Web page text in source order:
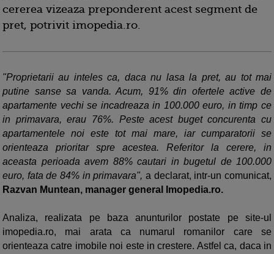
cererea vizeaza preponderent acest segment de
pret, potrivit imopedia.ro.
"Proprietarii au inteles ca, daca nu lasa la pret, au tot mai
putine sanse sa vanda. Acum, 91% din ofertele active de
apartamente vechi se incadreaza in 100.000 euro, in timp ce
in primavara, erau 76%. Peste acest buget concurenta cu
apartamentele noi este tot mai mare, iar cumparatorii se
orienteaza prioritar spre acestea. Referitor la cerere, in
aceasta perioada avem 88% cautari in bugetul de 100.000
euro, fata de 84% in primavara", a declarat, intr-un comunicat,
Razvan Muntean, manager general Imopedia.ro.
Analiza, realizata pe baza anunturilor postate pe site-ul
imopedia.ro, mai arata ca numarul romanilor care se
orienteaza catre imobile noi este in crestere. Astfel ca, daca in